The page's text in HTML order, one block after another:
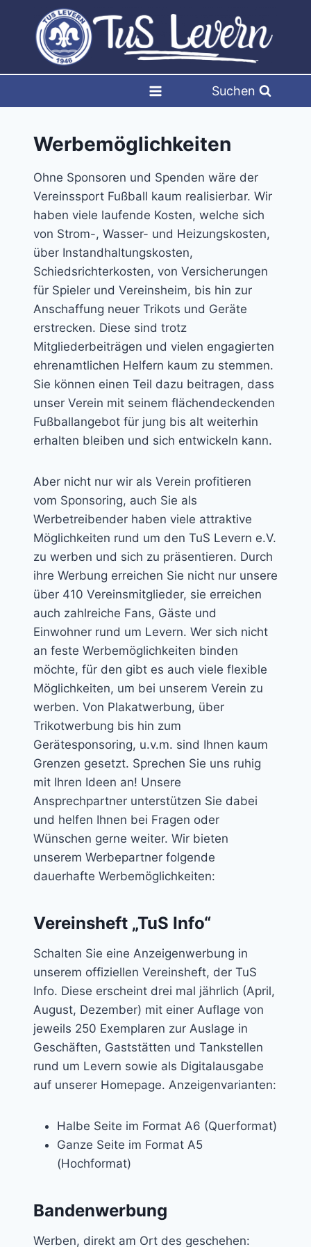
springen
Suchen
Werbemöglichkeiten
Ohne Sponsoren und Spenden wäre der
Vereinssport Fußball kaum realisierbar. Wir
haben viele laufende Kosten, welche sich
von Strom-, Wasser- und Heizungskosten,
über Instandhaltungskosten,
Schiedsrichterkosten, von Versicherungen
für Spieler und Vereinsheim, bis hin zur
Anschaffung neuer Trikots und Geräte
erstrecken. Diese sind trotz
Mitgliederbeiträgen und vielen engagierten
ehrenamtlichen Helfern kaum zu stemmen.
Sie können einen Teil dazu beitragen, dass
unser Verein mit seinem flächendeckenden
Fußballangebot für jung bis alt weiterhin
erhalten bleiben und sich entwickeln kann.
Aber nicht nur wir als Verein profitieren
vom Sponsoring, auch Sie als
Werbetreibender haben viele attraktive
Möglichkeiten rund um den TuS Levern e.V.
zu werben und sich zu präsentieren. Durch
ihre Werbung erreichen Sie nicht nur unsere
über 410 Vereinsmitglieder, sie erreichen
auch zahlreiche Fans, Gäste und
Einwohner rund um Levern. Wer sich nicht
an feste Werbemöglichkeiten binden
möchte, für den gibt es auch viele flexible
Möglichkeiten, um bei unserem Verein zu
werben. Von Plakatwerbung, über
Trikotwerbung bis hin zum
Gerätesponsoring, u.v.m. sind Ihnen kaum
Grenzen gesetzt. Sprechen Sie uns ruhig
mit Ihren Ideen an! Unsere
Ansprechpartner unterstützen Sie dabei
und helfen Ihnen bei Fragen oder
Wünschen gerne weiter. Wir bieten
unserem Werbepartner folgende
dauerhafte Werbemöglichkeiten:
Vereinsheft „TuS Info“
Schalten Sie eine Anzeigenwerbung in
unserem offiziellen Vereinsheft, der TuS
Info. Diese erscheint drei mal jährlich (April,
August, Dezember) mit einer Auflage von
jeweils 250 Exemplaren zur Auslage in
Geschäften, Gaststätten und Tankstellen
rund um Levern sowie als Digitalausgabe
auf unserer Homepage. Anzeigenvarianten:
Halbe Seite im Format A6 (Querformat)
Ganze Seite im Format A5
(Hochformat)
Bandenwerbung
Werben, direkt am Ort des geschehen: